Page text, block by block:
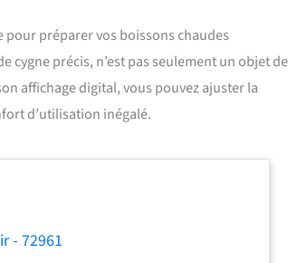
pour préparer vos boissons chaudes
cygne précis, n’est pas seulement un objet de
affichage digital, vous pouvez ajuster la
d’utilisation inégalé.
- 72961